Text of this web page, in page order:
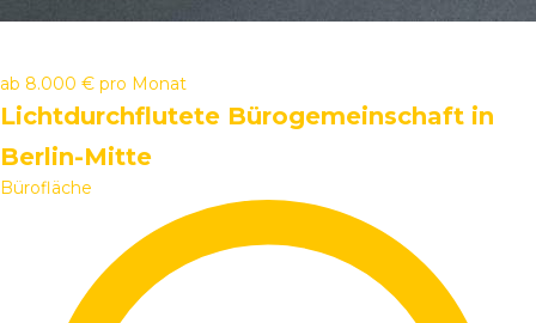
ab 8.000 € pro Monat
Lichtdurchflutete Bürogemeinschaft in
Berlin-Mitte
Bürofläche